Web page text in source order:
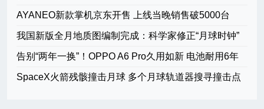
AYANEO新款掌机京东开售 上线当晚销售破5000台
我国新版全月地质图编制完成：科学家修正“月球时钟”
告别“两年一换”！OPPO A6 Pro久用如新 电池耐用6年
SpaceX火箭残骸撞击月球 多个月球轨道器搜寻撞击点